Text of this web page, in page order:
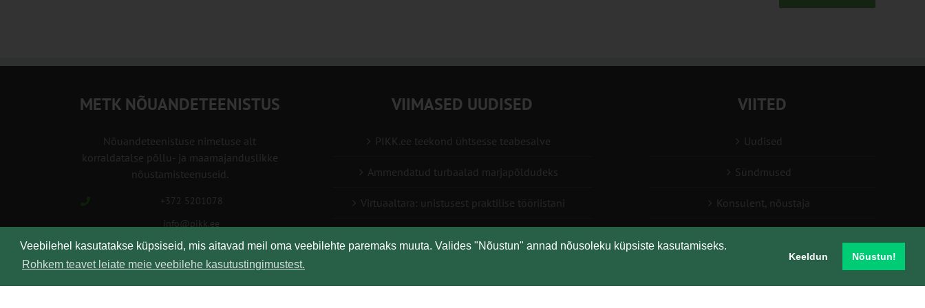
Veebilehel kasutatakse küpsiseid, mis aitavad meil oma veebilehte paremaks muuta. Valides "Nõustun" annad nõusoleku küpsiste kasutamiseks.
Rohkem teavet leiate meie veebilehe kasutustingimustest.
Keeldun Nõustun!
METK NÕUANDETEENISTUS
Nõuandeteenistuse nimetuse alt
korraldatalse põllu- ja maamajanduslikke
nõustamisteenuseid.
+372 5201078
info@pikk.ee
VIIMASED UUDISED
PIKK.ee teekond ühtsesse teabesalve
Ammendatud turbaalad marjapõldudeks
Virtuaaltara: unistusest praktilise tööriistani
VIITED
Uudised
Sündmused
Konsulent, nõustaja